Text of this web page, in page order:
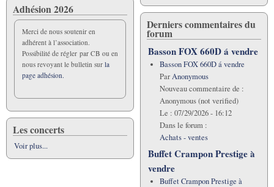
Adhésion 2026
Merci de nous soutenir en
adhérent à l’association.
Possibilité de régler par CB ou en
nous revoyant le bulletin sur la
page adhésion.
Les concerts
Voir plus...
Derniers commentaires du
forum
Basson FOX 660D á vendre
Basson FOX 660D á vendre
ParAnonymous
Nouveau commentaire de :
Anonymous (not verified)
Le : 07/29/2026 - 16:12
Dans le forum :
Achats - ventes
Buffet Crampon Prestige à
vendre
Buffet Crampon Prestige à